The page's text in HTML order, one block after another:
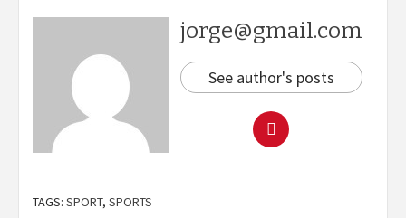
jorge@gmail.com
See author's posts
TAGS: SPORT, SPORTS